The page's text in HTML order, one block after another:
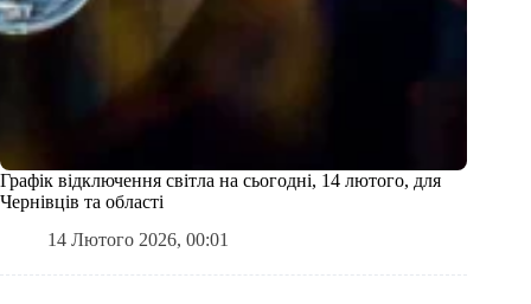
Графік відключення світла на сьогодні, 14 лютого, для
Чернівців та області
14 Лютого 2026, 00:01